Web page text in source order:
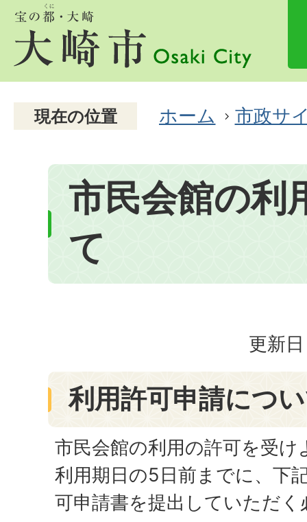
現在の位置 ホーム 市政サ
市民会館の利
て
更新
利用許可申請につ
市民会館の利用の許可を受
利用期日の5日前までに、下
可申請書を提出していただ